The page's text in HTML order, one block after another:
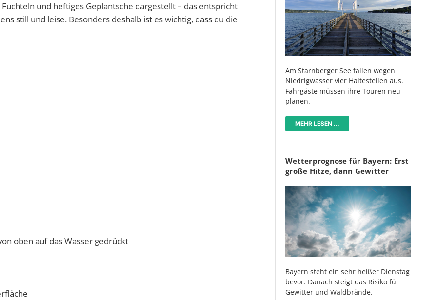
und heftiges Geplantsche dargestellt – das entspricht
still und leise. Besonders deshalb ist es wichtig, dass du die
oben auf das Wasser gedrückt
Am Starnberger See fallen wegen
Niedrigwasser vier Haltestellen aus.
Fahrgäste müssen ihre Touren neu
planen.
MEHR LESEN ...
Wetterprognose für Bayern: Erst
große Hitze, dann Gewitter
Bayern steht ein sehr heißer Dienstag
bevor. Danach steigt das Risiko für
Gewitter und Waldbrände.